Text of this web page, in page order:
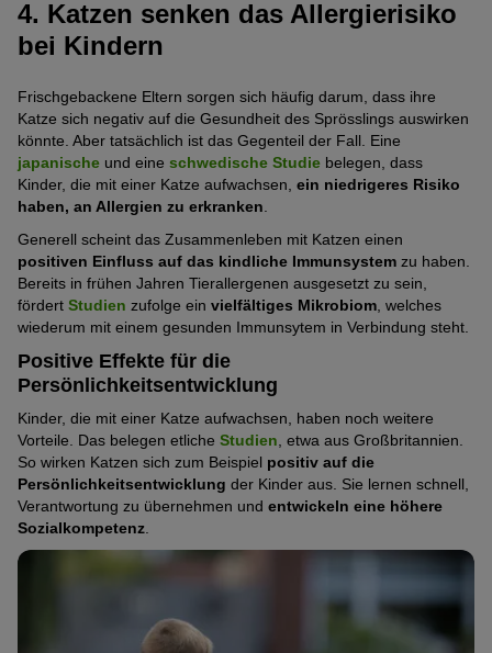
4. Katzen senken das Allergierisiko
bei Kindern
Frischgebackene Eltern sorgen sich häufig darum, dass ihre
Katze sich negativ auf die Gesundheit des Sprösslings auswirken
könnte. Aber tatsächlich ist das Gegenteil der Fall. Eine
japanische und eine schwedische Studie belegen, dass
Kinder, die mit einer Katze aufwachsen, ein niedrigeres Risiko
haben, an Allergien zu erkranken
Generell scheint das Zusammenleben mit Katzen einen
positiven Einfluss auf das kindliche Immunsystem zu haben.
Bereits in frühen Jahren Tierallergenen ausgesetzt zu sein,
fördert Studien zufolge ein vielfältiges Mikrobiom , welches
wiederum mit einem gesunden Immunsytem in Verbindung steht.
Positive Effekte für die
Persönlichkeitsentwicklung
Kinder, die mit einer Katze aufwachsen, haben noch weitere
Vorteile. Das belegen etliche Studien , etwa aus Großbritannien.
So wirken Katzen sich zum Beispiel positiv auf die
Persönlichkeitsentwicklung der Kinder aus. Sie lernen schnell,
Verantwortung zu übernehmen und entwickeln eine höhere
Sozialkompetenz